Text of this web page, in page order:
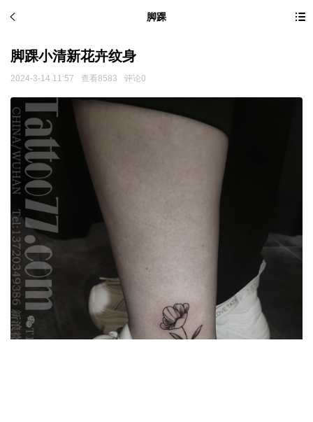
脚踝
脚踝小清新花卉纹身
2024-3-14 11:57 查看8583 评论0